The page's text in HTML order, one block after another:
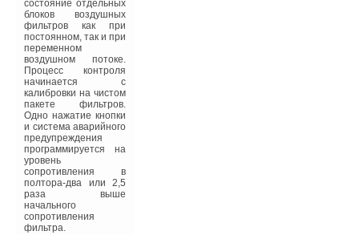
состояние отдельных
блоков воздушных
фильтров как при
постоянном, так и при
переменном
воздушном потоке.
Процесс контроля
начинается с
калибровки на чистом
пакете фильтров.
Одно нажатие кнопки
и система аварийного
предупреждения
программируется на
уровень
сопротивления в
полтора-два или 2,5
раза выше
начального
сопротивления
фильтра.
городских улицах».
Снизить
энергозатраты
спортивных объектов
помогают и
современные
энергоффективные
окна, которые
сокращают потери
тепла на 15–20 %. Это
очень весомая
экономия, так как
спортивные
сооружения
отличаются большими
площадями
остекления, а потому
теплопотери в них
весьма велики.